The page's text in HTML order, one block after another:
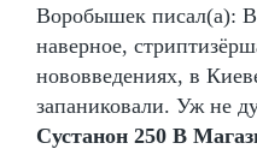
Воробышек писал(а):
наверное,
нововведениях, в
запаниковали. Уж не
Сустанон 250 В